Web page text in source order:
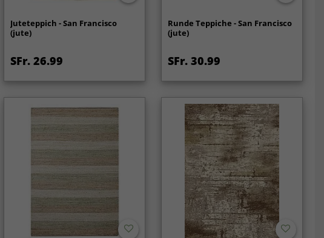
Juteteppich - San Francisco
(jute)
SFr. 26.99
Runde Teppiche - San Francisco
(jute)
SFr. 30.99